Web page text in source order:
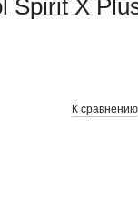
Spirit X
К сравнению